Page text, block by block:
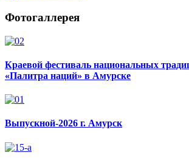
Фотогаллерея
Краевой фестиваль национальных
«Палитра наций» в Амурске
Выпускной-2026 г. Амурск